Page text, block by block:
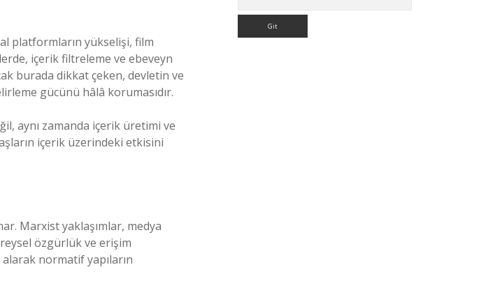
platformların yükselişi, film
içerik filtreleme ve ebeveyn
burada dikkat çeken, devletin ve
gücünü hâlâ korumasıdır.
aynı zamanda içerik üretimi ve
içerik üzerindeki etkisini
Marxist yaklaşımlar, medya
özgürlük ve erişim
normatif yapıların